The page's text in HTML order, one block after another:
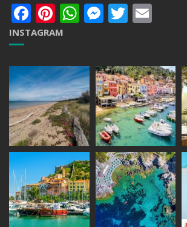
Facebook
Pinterest
WhatsApp
Messenger
Twitter
INSTAGRAM